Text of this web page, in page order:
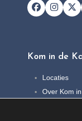
Facebook
X
Kom in de
Locaties
Over Kom